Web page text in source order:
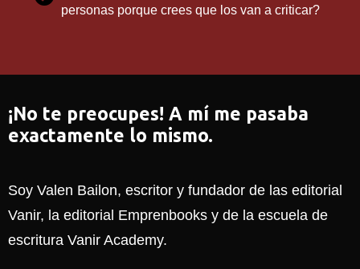
personas porque crees que los van a criticar?
¡No te preocupes! A mí me pasaba
exactamente lo mismo.
Soy Valen Bailon, escritor y fundador de las editorial
Vanir, la editorial Emprenbooks y de la escuela de
escritura Vanir Academy.